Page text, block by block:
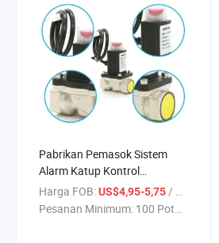
Pabrikan Pemasok Sistem
Alarm Katup Kontrol
Keamanan Detektor Gas LPG
Harga Pabrik Katup Solenoid
Harga FOB:US$4,95-5,75/ Bagian
Pesanan Minimum: 100 Potong